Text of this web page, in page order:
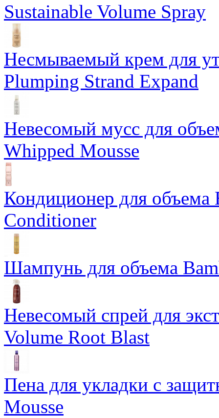
Sustainable Volume Spray
Несмываемый крем для
Plumping Strand Expand
Невесомый мусс для
Whipped Mousse
Кондиционер для объема
Conditioner
Шампунь для объема
Невесомый спрей для
Volume Root Blast
Пена для укладки с
Mousse